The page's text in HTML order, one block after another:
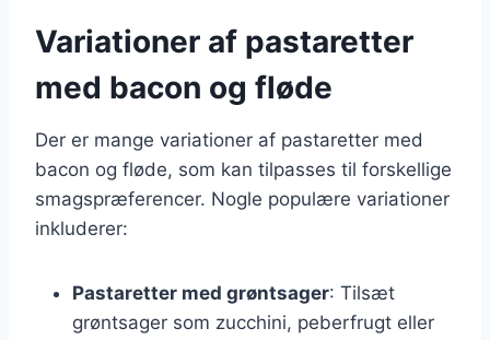
Variationer af pastaretter
med bacon og fløde
Der er mange variationer af pastaretter med
bacon og fløde, som kan tilpasses til forskellige
smagspræferencer. Nogle populære variationer
inkluderer:
Pastaretter med grøntsager: Tilsæt
grøntsager som zucchini, peberfrugt eller